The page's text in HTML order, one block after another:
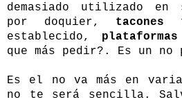
demasiado utilizado en
por doquier, tacones
establecido, plataformas
que más pedir?. Es un no
Es el no va más en
no te será sencilla.